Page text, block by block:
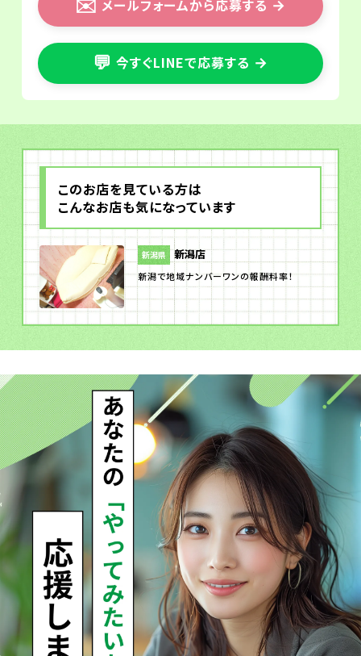
メールフォームから応募する →
💬 今すぐLINEで応募する →
このお店を見ている方は
こんなお店も気になっています
新潟県 新潟店
新潟で地域ナンバーワンの報酬料率！